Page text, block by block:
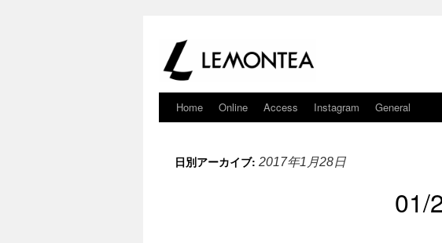
Home Online Access Instagram General
日別アーカイブ: 2017年1月28日
01/